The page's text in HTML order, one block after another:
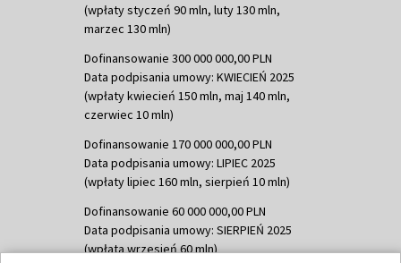
(wpłaty styczeń 90 mln, luty 130 mln,
marzec 130 mln)
Dofinansowanie 300 000 000,00 PLN
Data podpisania umowy: KWIECIEŃ 2025
(wpłaty kwiecień 150 mln, maj 140 mln,
czerwiec 10 mln)
Dofinansowanie 170 000 000,00 PLN
Data podpisania umowy: LIPIEC 2025
(wpłaty lipiec 160 mln, sierpień 10 mln)
Dofinansowanie 60 000 000,00 PLN
Data podpisania umowy: SIERPIEŃ 2025
(wpłata wrzesień 60 mln)